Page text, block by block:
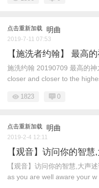
点击重新加载 明曲
2019-7-11 07:53
【施洗者约翰】 最高
施洗约翰 20190709 最高的
closer and closer to the
1823 0
点击重新加载 明曲
2019-2-4 12:11
【观音】访问你的智
【观音】访问你的智慧,大声
as you are well aware your w